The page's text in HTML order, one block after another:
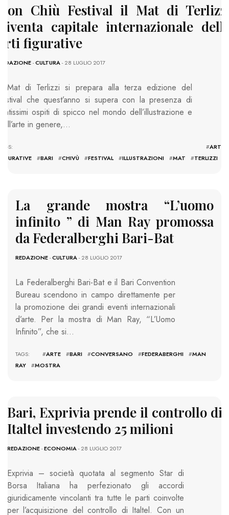
Chiù Festival il Mat di
capitale internazionale
figurative
-CULTURA- 28 LUGLIO 2017
Mat di Terlizzi si prepara alla terza edizione del
che quest’anno si supera con la presenza di
ospiti di spicco nel mondo dell’illustrazione e
in genere,…
#ARTI
#BARI #CHIVÙ #FESTIVAL #ILLUSTRAZIONI #MAT #TERLIZZI
La grande mostra “L’uomo
infinito ” di Man Ray promossa
da Federalberghi Bari-Bat
REDAZIONE-CULTURA- 28 LUGLIO 2017
La Federalberghi Bari-Bat e il Bari Convention
Bureau scendono in campo direttamente per
la promozione dei grandi eventi internazionali
d’arte. Per la mostra di Man Ray, “L’Uomo
Infinito”, che si…
TAGS: #ARTE #BARI #CONVERSANO #FEDERABERGHI #MAN
RAY
#MOSTRA
Bari, Exprivia prende il controllo di
Italtel investendo 25 milioni
REDAZIONE-ECONOMIA- 28 LUGLIO 2017
Exprivia – società quotata al segmento Star di
Borsa Italiana ha perfezionato gli accordi
giuridicamente vincolanti tra tutte le parti coinvolte
per l’acquisizione del controllo di Italtel. Con un